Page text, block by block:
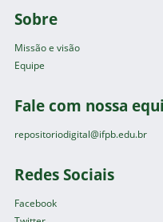
Sobre
Missão e visão
Equipe
Fale com nossa
repositoriodigital@ifpb.edu.br
Redes Sociais
Facebook